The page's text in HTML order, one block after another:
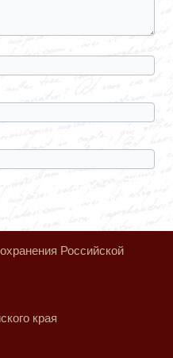
Российской
края